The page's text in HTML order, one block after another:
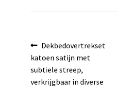
Bericht
navigatie
Vorig
bericht:
Dekbedovertrekset
katoen satijn met
subtiele streep,
verkrijgbaar in diverse